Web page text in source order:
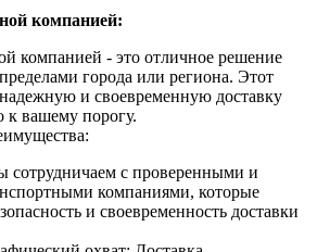
компанией:
компанией - это отличное решение
города или региона. Этот
и своевременную доставку
вашему порогу.
сотрудничаем с проверенными и
компаниями, которые
и своевременность доставки